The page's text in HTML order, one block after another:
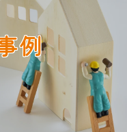
例